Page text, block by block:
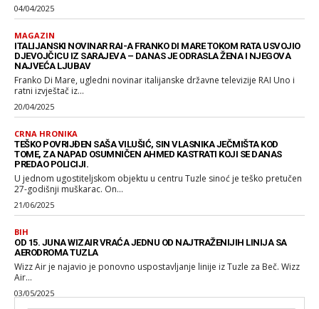
04/04/2025
MAGAZIN
ITALIJANSKI NOVINAR RAI-A FRANKO DI MARE TOKOM RATA USVOJIO
DJEVOJČICU IZ SARAJEVA – DANAS JE ODRASLA ŽENA I NJEGOVA
NAJVEĆA LJUBAV
Franko Di Mare, ugledni novinar italijanske državne televizije RAI Uno i
ratni izvještač iz...
20/04/2025
CRNA HRONIKA
TEŠKO POVRIJĐEN SAŠA VILUŠIĆ, SIN VLASNIKA JEČMIŠTA KOD
TOME, ZA NAPAD OSUMNIČEN AHMED KASTRATI KOJI SE DANAS
PREDAO POLICIJI.
U jednom ugostiteljskom objektu u centru Tuzle sinoć je teško pretučen
27-godišnji muškarac. On...
21/06/2025
BIH
OD 15. JUNA WIZAIR VRAĆA JEDNU OD NAJTRAŽENIJIH LINIJA SA
AERODROMA TUZLA
Wizz Air je najavio je ponovno uspostavljanje linije iz Tuzle za Beč. Wizz
Air...
03/05/2025